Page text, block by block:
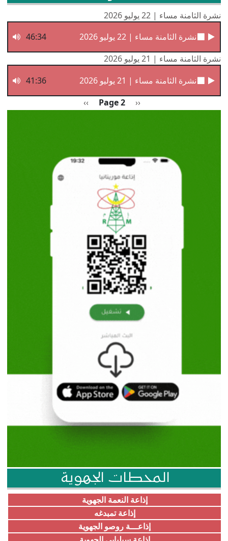
نشرة الثامنة مساء | 22 يوليو 2026
نشرة الثامنة مساء | 22 يوليو 2026
46:34
نشرة الثامنة مساء | 21 يوليو 2026
نشرة الثامنة مساء | 21 يوليو 2026
41:36
Previous page
‹‹
Page 2 الصفحة التالية
››
المحطات الجهوية
إذاعة النعمة الجهوية
إذاعة تمبدغه
إذاعـــة روصو الجهوية